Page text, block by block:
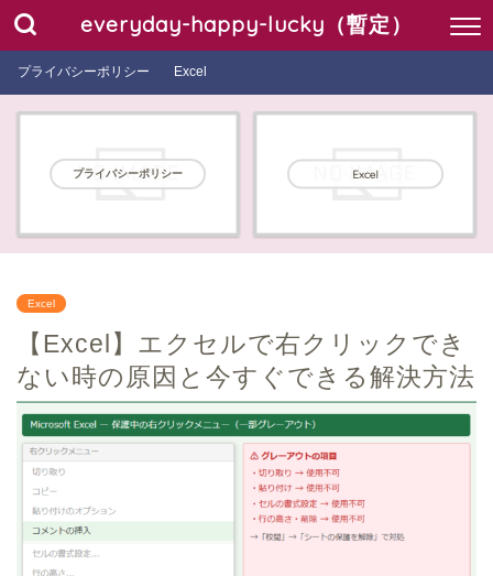
everyday-happy-lucky（暫定）
プライバシーポリシー Excel
プライバシーポリシー Excel
Excel
【Excel】エクセルで右クリックでき
ない時の原因と今すぐできる解決方法